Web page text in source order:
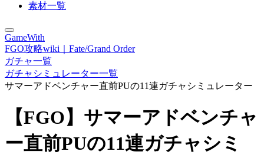
素材一覧
GameWith
FGO攻略wiki｜Fate/Grand Order
ガチャ一覧
ガチャシミュレーター一覧
サマーアドベンチャー直前PUの11連ガチャシミュレーター
【FGO】サマーアドベンチャ
ー直前PUの11連ガチャシミ